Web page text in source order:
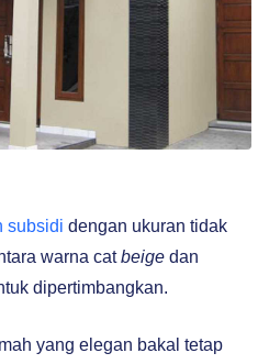
subsidi dengan ukuran tidak
warna catbeige dan
dipertimbangkan.
yang elegan bakal tetap